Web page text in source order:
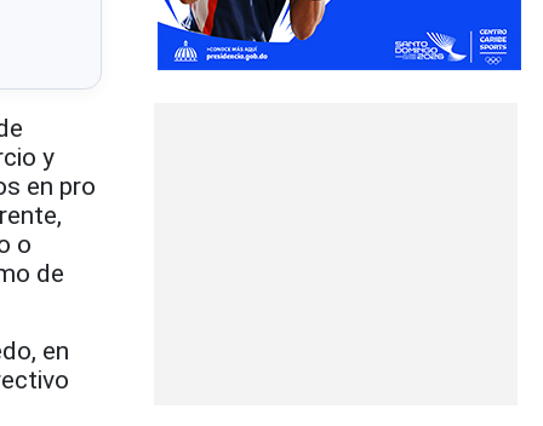
y
en pro
o
de
en